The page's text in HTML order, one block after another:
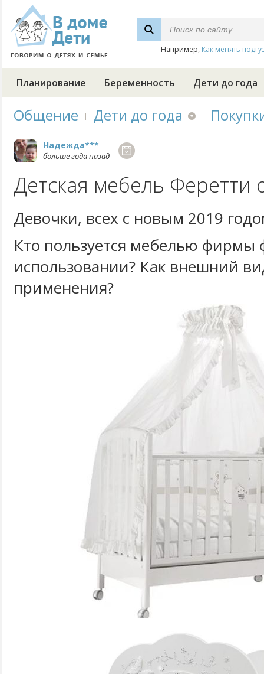
Например, Как менять
Планирование Беременность Дети до года
Общение Дети до года
Надежда***
больше года назад
Детская мебель Феретти
Девочки, всех с новым 2019
Кто пользуется мебелью фирмы
использовании? Как внешний
применения?